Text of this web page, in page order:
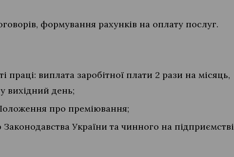
формування рахунків на оплату послуг.
виплата заробітної плати 2 рази на місяць,
вихідний день;
про преміювання;
України та чинного на підприємстві